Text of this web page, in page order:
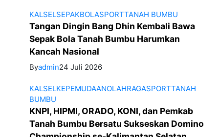
KALSELSEPAKBOLASPORTTANAH BUMBU
Tangan Dingin Bang Dhin Kembali Bawa
Sepak Bola Tanah Bumbu Harumkan
Kancah Nasional
Byadmin24 Juli 2026
KALSELKEPEMUDAANOLAHRAGASPORTTANAH
BUMBU
KNPI, HIPMI, ORADO, KONI, dan Pemkab
Tanah Bumbu Bersatu Sukseskan Domino